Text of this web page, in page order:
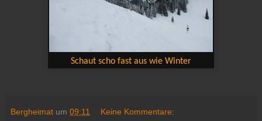
Schaut scho fast aus wie Winter
Bergheimat um 09:11 Keine Kommentare: